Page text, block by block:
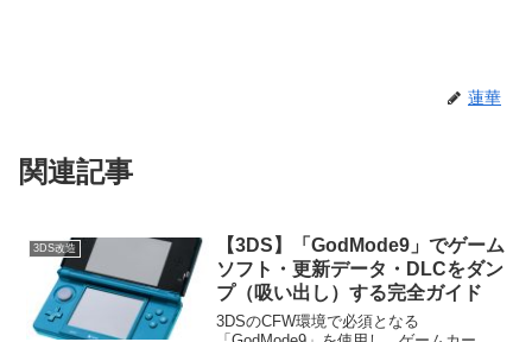
蓮華
関連記事
3DS改造
【3DS】「GodMode9」でゲーム
ソフト・更新データ・DLCをダン
プ（吸い出し）する完全ガイド
3DSのCFW環境で必須となる